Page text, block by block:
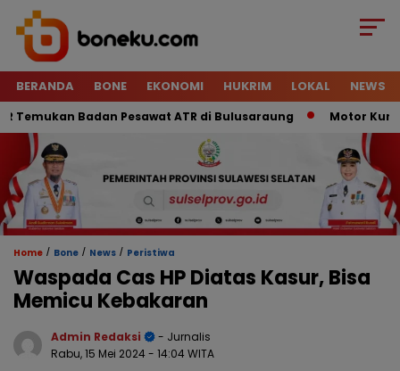
BERANDA BONE EKONOMI HUKRIM LOKAL NEWS
Badan Pesawat ATR di Bulusaraung Motor Kurir
Home / Bone / News / Peristiwa
Waspada Cas HP Diatas Kasur, Bisa
Memicu Kebakaran
Admin Redaksi
- Jurnalis
Rabu, 15 Mei 2024 - 14:04 WITA